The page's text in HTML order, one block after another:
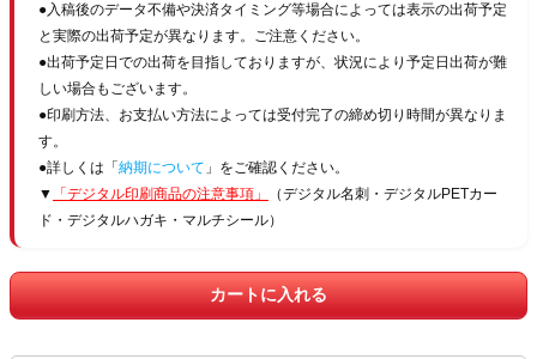
●入稿後のデータ不備や決済タイミング等場合によっては表示の出荷予定
と実際の出荷予定が異なります。ご注意ください。
●出荷予定日での出荷を目指しておりますが、状況により予定日出荷が難
しい場合もございます。
●印刷方法、お支払い方法によっては受付完了の締め切り時間が異なりま
す。
●詳しくは「 納期について 」をご確認ください。
▼
「デジタル印刷商品の注意事項」
（デジタル名刺・デジタルPETカー
ド・デジタルハガキ・マルチシール）